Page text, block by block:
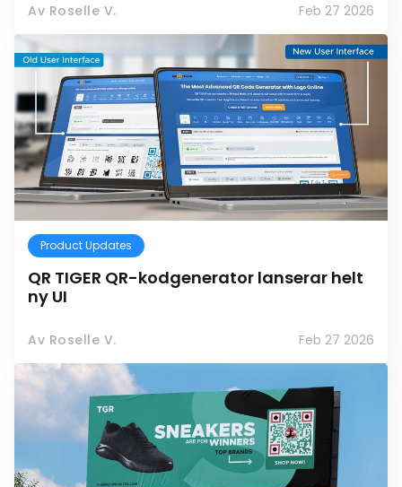
Av Roselle V. Feb 27 2026
Product Updates
QR TIGER QR-kodgenerator lanserar helt
ny UI
Av Roselle V. Feb 27 2026